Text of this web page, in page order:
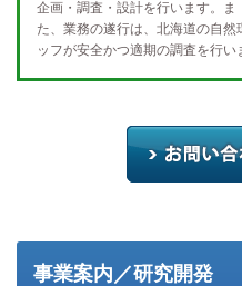
企画・調査・設計を行います。ま
た、業務の遂行は、北海道の自
ッフが安全かつ適期の調査を行い
事業案内／研究開発